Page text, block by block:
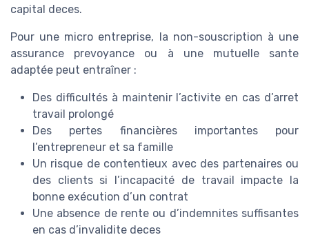
capital deces.
Pour une micro entreprise, la non-souscription à une
assurance prevoyance ou à une mutuelle sante
adaptée peut entraîner :
Des difficultés à maintenir l’activite en cas d’arret
travail prolongé
Des pertes financières importantes pour
l’entrepreneur et sa famille
Un risque de contentieux avec des partenaires ou
des clients si l’incapacité de travail impacte la
bonne exécution d’un contrat
Une absence de rente ou d’indemnites suffisantes
en cas d’invalidite deces